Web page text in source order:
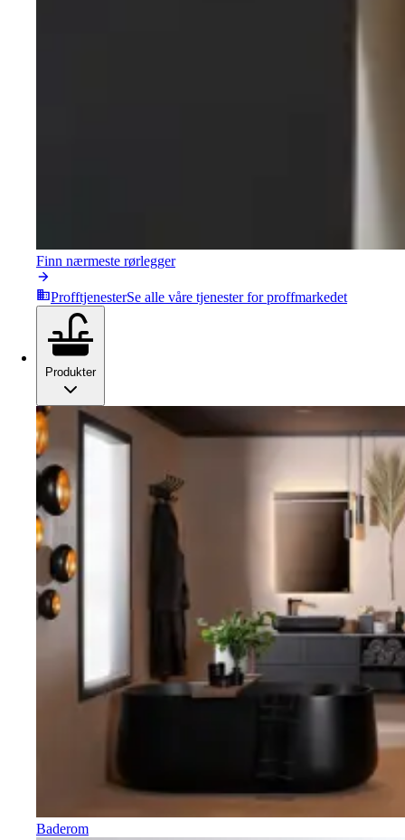
Finn nærmeste rørlegger
ProfftjenesterSe alle våre tjenester for proffmarkedet
Produkter
Baderom